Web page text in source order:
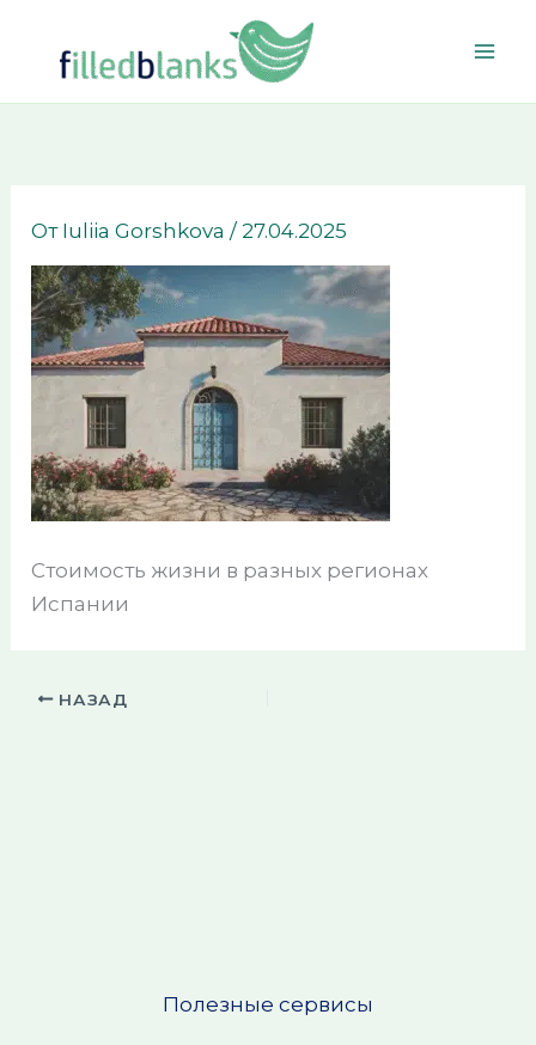
содержимому
От Iuliia Gorshkova/27.04.2025
Стоимость жизни в разных регионах
Испании
НАЗАД
Полезные сервисы